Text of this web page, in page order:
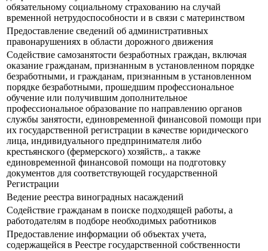
обязательному социальному страхованию на случай
временной нетрудоспособности и в связи с материнством
Предоставление сведений об административных
правонарушениях в области дорожного движения
Содействие самозанятости безработных граждан, включая
оказание гражданам, признанным в установленном порядке
безработными, и гражданам, признанным в установленном
порядке безработными, прошедшим профессиональное
обучение или получившим дополнительное
профессиональное образование по направлению органов
службы занятости, единовременной финансовой помощи при
их государственной регистрации в качестве юридического
лица, индивидуального предпринимателя либо
крестьянского (фермерского) хозяйств,. а также
единовременной финансовой помощи на подготовку
документов для соответствующей государственной
Регистрации
Ведение реестра виноградных насаждений
Содействие гражданам в поиске подходящей работы, а
работодателям в подборе необходимых работников
Предоставление информации об объектах учета,
содержащейся в Реестре государственной собственности